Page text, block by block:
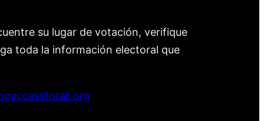
su lugar de votación, verifique
toda la información electoral que